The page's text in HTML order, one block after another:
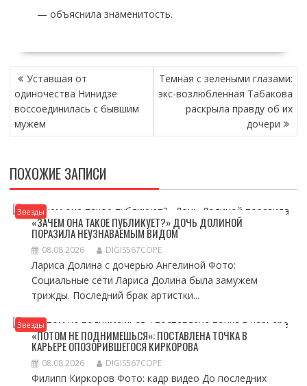
— объяснила знаменитость.
НАВИГАЦИЯ
ПО
ЗАПИСЯМ
Уставшая от
одиночества Нинидзе
воссоединилась с бывшим
мужем
Темная с зелеными глазами:
экс-возлюбленная Табакова
раскрыла правду об их
дочери
ПОХОЖИЕ ЗАПИСИ
Звезды
«ЗАЧЕМ ОНА ТАКОЕ ПУБЛИКУЕТ?» ДОЧЬ ДОЛИНОЙ
ПОРАЗИЛА НЕУЗНАВАЕМЫМ ВИДОМ
08.08.2026 DIGIS567COPE
Лариса Долина с дочерью Ангелиной Фото:
Социальные сети Лариса Долина была замужем
трижды. Последний брак артистки...
Звезды
«ПОТОМ НЕ ПОДНИМЕШЬСЯ»: ПОСТАВЛЕНА ТОЧКА В
КАРЬЕРЕ ОПОЗОРИВШЕГОСЯ КИРКОРОВА
08.08.2026 DIGIS567COPE
Филипп Киркоров Фото: кадр видео До последних